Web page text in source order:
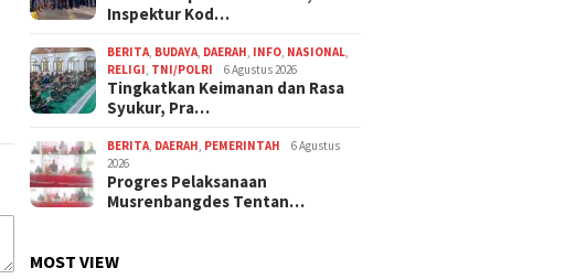
Inspektur Kod…
BERITA, BUDAYA, DAERAH, INFO, NASIONAL,
RELIGI, TNI/POLRI 6 Agustus 2026
Tingkatkan Keimanan dan Rasa
Syukur, Pra…
BERITA, DAERAH, PEMERINTAH
6 Agustus
2026
Progres Pelaksanaan
Musrenbangdes Tentan…
MOST VIEW